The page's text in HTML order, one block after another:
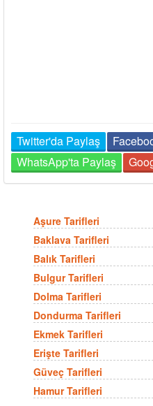
Twitter'da Paylaş
WhatsApp'ta Paylaş
Aşure Tarifleri
Baklava Tarifleri
Balık Tarifleri
Bulgur Tarifleri
Dolma Tarifleri
Dondurma Tarifleri
Ekmek Tarifleri
Erişte Tarifleri
Güveç Tarifleri
Hamur Tarifleri